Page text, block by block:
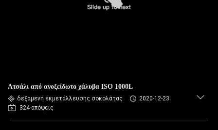
Ατσάλι από ανοξείδωτο χάλυβα ISO 1000L
δεξαμενή εκμετάλλευσης σοκολάτας
2020-12-23
324 απόψεις